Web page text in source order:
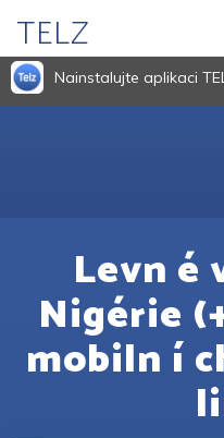
TELZ
Nainstalujte aplikaci
Levn é
Nigérie
mobiln í